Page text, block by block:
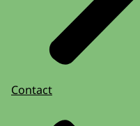
Contact